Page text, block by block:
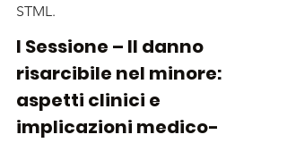
STML.
I Sessione – Il danno
risarcibile nel minore:
aspetti clinici e
implicazioni medico-